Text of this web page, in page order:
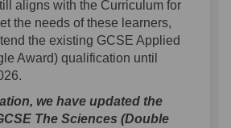
aligns with the Curriculum for
the needs of these learners,
the existing GCSE Applied
Award) qualification until
we have updated the
The Sciences (Double